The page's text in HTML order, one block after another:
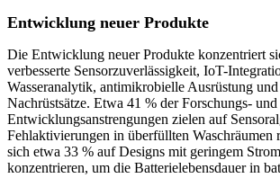
Entwicklung neuer Produkte
Die Entwicklung neuer Produkte konzentriert
verbesserte Sensorzuverlässigkeit, IoT-
Wasseranalytik, antimikrobielle Ausrüstung
Nachrüstsätze. Etwa 41 % der Forschungs- und
Entwicklungsanstrengungen zielen auf
Fehlaktivierungen in überfüllten Waschräumen
sich etwa 33 % auf Designs mit geringem
konzentrieren, um die Batterielebensdauer in